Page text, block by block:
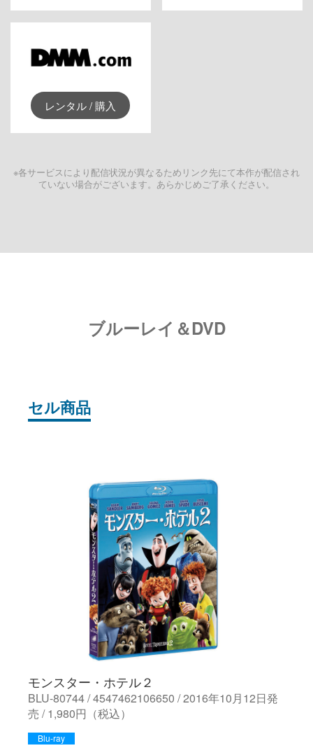
レンタル / 購入
※各サービスにより配信状況が異なるためリンク先にて本作が配信され
ていない場合がございます。あらかじめご了承ください。
ブルーレイ＆DVD
セル商品
モンスター・ホテル２
BLU-80744 / 4547462106650 / 2016年10月12日発
売 / 1,980円（税込）
Blu-ray